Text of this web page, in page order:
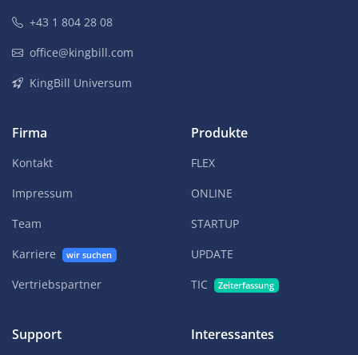
+43 1 804 28 08
office@kingbill.com
KingBill Universum
Firma
Kontakt
Impressum
Team
Karriere
wir suchen
Vertriebspartner
Produkte
FLEX
ONLINE
STARTUP
UPDATE
TIC
Zeiterfassung
Support Interessantes